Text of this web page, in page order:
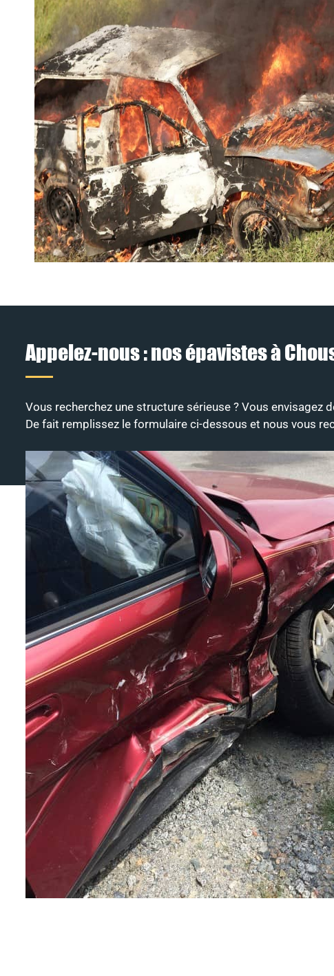
Appelez-nous : nos épavistes à
Vous recherchez une structure sérieuse ? Vous envisagez
De fait remplissez le formulaire ci-dessous et nous vous